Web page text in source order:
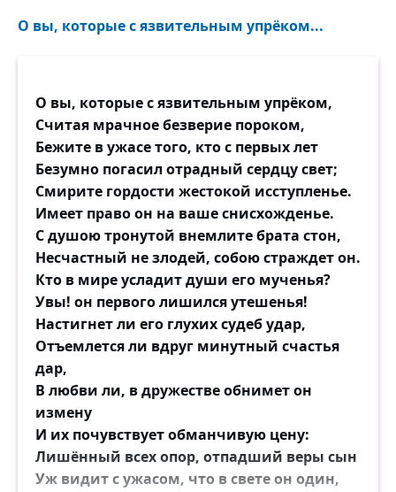
О вы, которые с язвительным упрёком...
О вы, которые с язвительным упрёком,
Считая мрачное безверие пороком,
Бежите в ужасе того, кто с первых лет
Безумно погасил отрадный сердцу свет;
Смирите гордости жестокой исступленье.
Имеет право он на ваше снисхожденье.
С душою тронутой внемлите брата стон,
Несчастный не злодей, собою страждет он.
Кто в мире усладит души его мученья?
Увы! он первого лишился утешенья!
Настигнет ли его глухих судеб удар,
Отъемлется ли вдруг минутный счастья
дар,
В любви ли, в дружестве обнимет он
измену
И их почувствует обманчивую цену:
Лишённый всех опор, отпадший веры сын
Уж видит с ужасом, что в свете он один,